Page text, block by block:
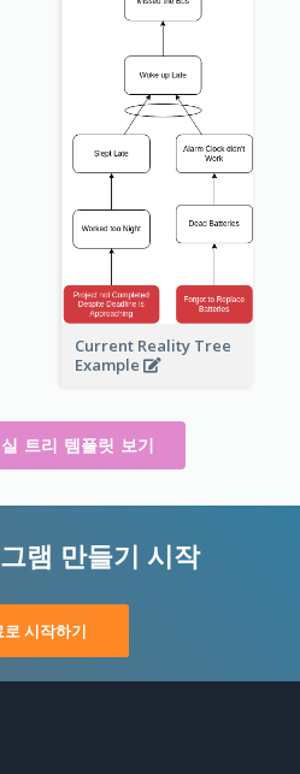
Current Reality Tree
Example
트리 템플릿 보기
램 만들기 시작
로 시작하기